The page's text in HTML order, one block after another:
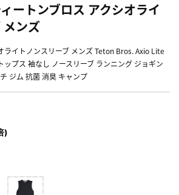
ートンブロス アクシオライ
メンズ
ライトノンスリーブ メンズ Teton Bros. Axio Lite
プス 袖なし ノースリーブ ランニング ジョギン
ジム 抗菌 消臭 キャンプ
)